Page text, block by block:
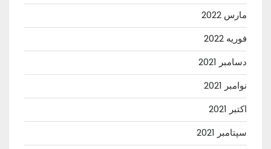
مارس 2022
فوریه 2022
دسامبر 2021
نوامبر 2021
اکتبر 2021
سپتامبر 2021